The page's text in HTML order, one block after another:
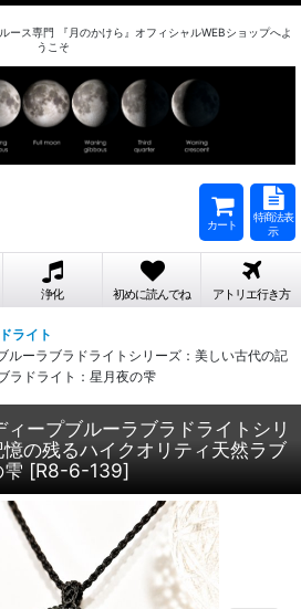
ース専門 『月のかけら』オフィシャルWEBショップへよ
うこそ
カート
特商法表
示
浄化 初めに読んでね アトリエ行き方
ライト
ーラブラドライトシリーズ：美しい古代の記
ラドライト：星月夜の雫
ープブルーラブラドライトシリ
の残るハイクオリティ天然ラブ
[R8-6-139]